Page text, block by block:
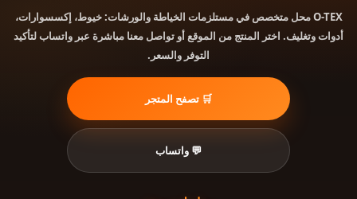
O-TEXمحل متخصص في مستلزمات الخياطة والورشات: خيوط، إكسسوارات،
أدوات وتغليف. اختر المنتج من الموقع أو تواصل معنا مباشرة عبر واتساب لتأكيد
التوفر والسعر.
🛒 تصفح المتجر
💬 واتساب